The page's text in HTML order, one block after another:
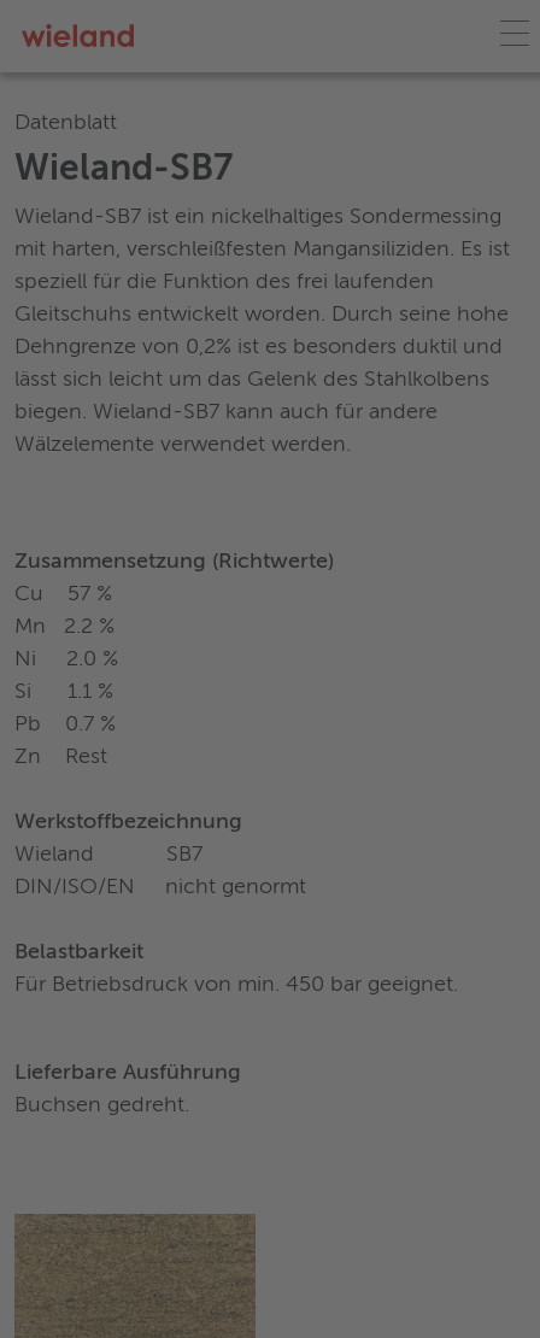
Datenblatt
Wieland-SB7
Wieland-SB7 ist ein nickelhaltiges Sondermessing
mit harten, verschleißfesten Mangansiliziden. Es ist
speziell für die Funktion des frei laufenden
Gleitschuhs entwickelt worden. Durch seine hohe
Dehngrenze von 0,2% ist es besonders duktil und
lässt sich leicht um das Gelenk des Stahlkolbens
biegen. Wieland-SB7 kann auch für andere
Wälzelemente verwendet werden.
Zusammensetzung (Richtwerte)
Cu 57 %
Mn 2.2 %
Ni 2.0 %
Si 1.1 %
Pb 0.7 %
Zn Rest
Werkstoffbezeichnung
Wieland SB7
DIN/ISO/EN nicht genormt
Belastbarkeit
Für Betriebsdruck von min. 450 bar geeignet.
Lieferbare Ausführung
Buchsen gedreht.